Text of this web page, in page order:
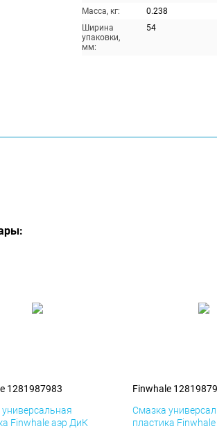
Масса, кг:
0.238
Ширина
упаковки,
мм:
54
1281987983
Finwhale аэр ДиК
Finwhale
Смазка
пластика